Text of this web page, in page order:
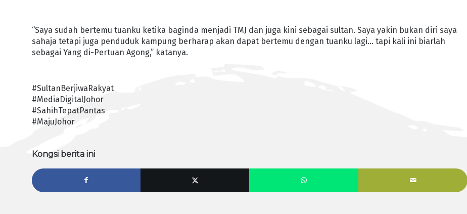
“Saya sudah bertemu tuanku ketika baginda menjadi TMJ dan juga kini sebagai sultan. Saya yakin bukan diri saya
sahaja tetapi juga penduduk kampung berharap akan dapat bertemu dengan tuanku lagi… tapi kali ini biarlah
sebagai Yang di-Pertuan Agong,” katanya.
#SultanBerjiwaRakyat
#MediaDigitalJohor
#SahihTepatPantas
#MajuJohor
Kongsi berita ini